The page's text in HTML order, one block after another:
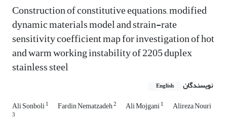
Construction of constitutive equations, modified
dynamic materials model and strain-rate
sensitivity coefficient map for investigation of hot
and warm working instability of 2205 duplex
stainless steel
نویسندگان English
Ali Sonboli1 Fardin Nematzadeh2 Ali Mojgani1 Alireza Nouri
3